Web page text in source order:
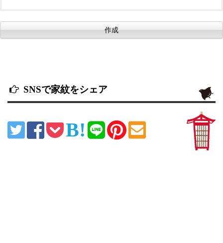
SNSで家紋をシェア